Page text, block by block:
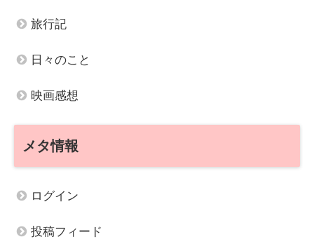
旅行記
日々のこと
映画感想
メタ情報
ログイン
投稿フィード